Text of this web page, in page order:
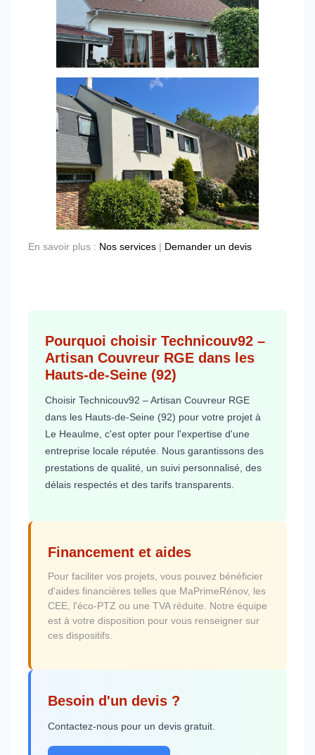
En savoir plus : Nos services | Demander un devis
Pourquoi choisir Technicouv92 –
Artisan Couvreur RGE dans les
Hauts-de-Seine (92)
Choisir Technicouv92 – Artisan Couvreur RGE
dans les Hauts-de-Seine (92) pour votre projet à
Le Heaulme, c'est opter pour l'expertise d'une
entreprise locale réputée. Nous garantissons des
prestations de qualité, un suivi personnalisé, des
délais respectés et des tarifs transparents.
Financement et aides
Pour faciliter vos projets, vous pouvez bénéficier
d'aides financières telles que MaPrimeRénov, les
CEE, l'éco-PTZ ou une TVA réduite. Notre équipe
est à votre disposition pour vous renseigner sur
ces dispositifs.
Besoin d'un devis ?
Contactez-nous pour un devis gratuit.